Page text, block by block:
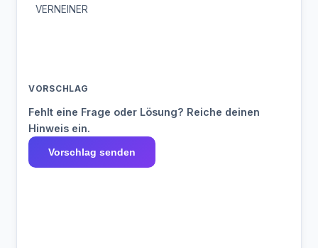
VERNEINER
VORSCHLAG
Fehlt eine Frage oder Lösung? Reiche deinen
Hinweis ein.
Vorschlag senden